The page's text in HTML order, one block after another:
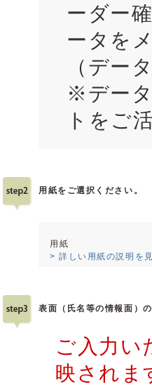
ーダー
ータを
（デー
※デー
トをご
用紙をご選択ください。
用紙
> 詳しい用紙の説明を
表面（氏名等の情報面）
ご入力い
映されま